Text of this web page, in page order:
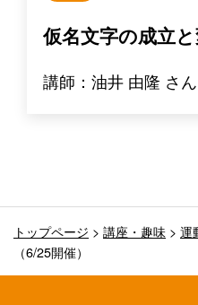
仮名文字の成立
講師：油井 由隆 さん
トップページ > 講座・趣味 > 運
（6/25開催）